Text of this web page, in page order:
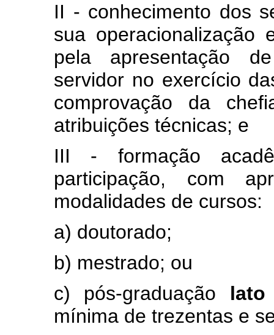
II - conhecimento dos
sua operacionalização
pela apresentação
servidor no exercício
comprovação da
atribuições técnicas; e
III - formação
participação, com
modalidades de cursos:
a) doutorado;
b) mestrado; ou
c) pós-graduação
mínima de trezentas e